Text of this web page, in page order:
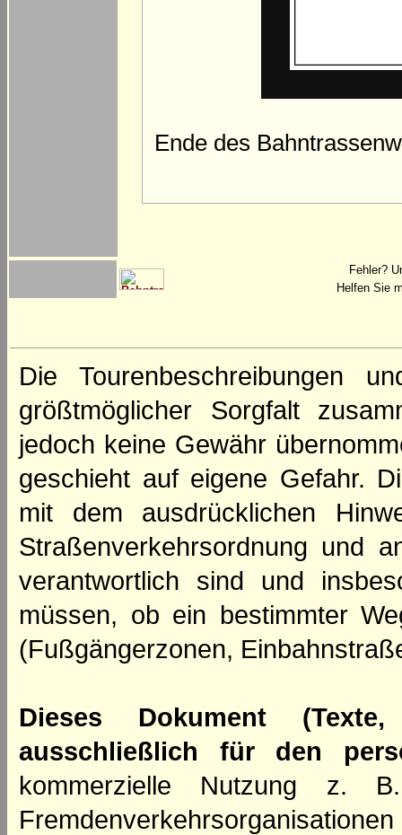
Ende des
Fehler?
Helfen Sie
Die Tourenbeschreibungen
größtmöglicher Sorgfalt
jedoch keine Gewähr
geschieht auf eigene Gefahr.
mit dem ausdrücklichen
Straßenverkehrsordnung und
verantwortlich sind und
müssen, ob ein bestimmter
(Fußgängerzonen,
Dieses Dokument
ausschließlich für den
kommerzielle Nutzung z.